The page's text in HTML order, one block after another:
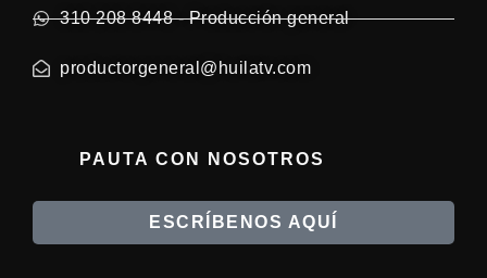
310 208 8448 - Producción general
productorgeneral@huilatv.com
PAUTA CON NOSOTROS
ESCRÍBENOS AQUÍ